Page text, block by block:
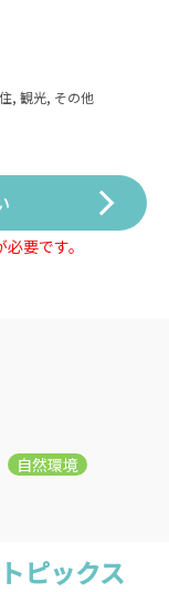
, 観光, その他
要です。
ピックス